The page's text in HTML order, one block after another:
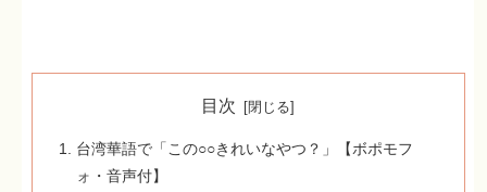
目次
台湾華語で「この○○きれいなやつ？」【ボポモフ
ォ・音声付】